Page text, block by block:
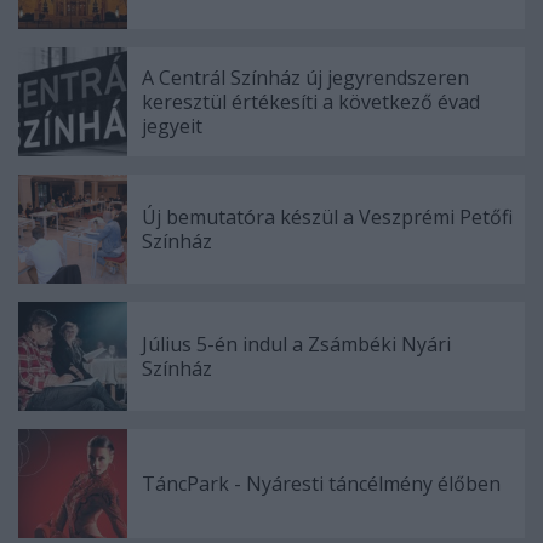
A Centrál Színház új jegyrendszeren
keresztül értékesíti a következő évad
jegyeit
Új bemutatóra készül a Veszprémi Petőfi
Színház
Július 5-én indul a Zsámbéki Nyári
Színház
TáncPark - Nyáresti táncélmény élőben